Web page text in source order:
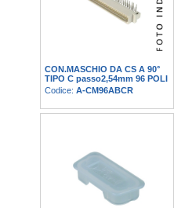
CON.MASCHIO DA CS A 90°
TIPO C passo2,54mm 96 POLI
Codice: A-CM96ABCR